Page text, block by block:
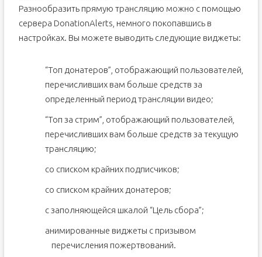
Разнообразить прямую трансляцию можно с помощью
сервера DonationAlerts, немного покопавшись в
настройках. Вы можете выводить следующие виджеты:
“Топ донатеров”, отображающий пользователей,
перечисливших вам больше средств за
определенный период трансляции видео;
“Топ за стрим”, отображающий пользователей,
перечисливших вам больше средств за текущую
трансляцию;
со списком крайних подписчиков;
со списком крайних донатеров;
с заполняющейся шкалой “Цель сбора”;
анимированные виджеты с призывом
перечисления пожертвований.